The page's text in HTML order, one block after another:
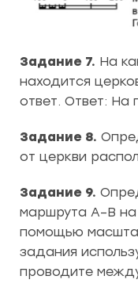
Задание 7. На
находится
ответ. Ответ: На
Задание 8.
от церкви
Задание 9.
маршрута А–В на
помощью
задания
проводите